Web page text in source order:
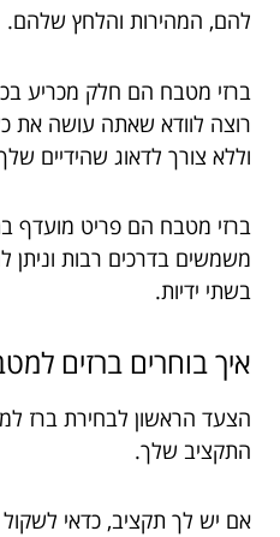
להם, המהירות והלחץ שלהם.
ברזי מטבח הם חלק מכריע
רוצה לוודא שאתה עושה את
וללא צורך לדאוג שהידיים
ברזי מטבח הם פריט מועדף
משמשים בדרכים רבות וניתן
בשתי ידיות.
איך בוחרים ברזים
הצעד הראשון לבחירת ברז
התקציב שלך.
אם יש לך תקציב, כדאי לשקול